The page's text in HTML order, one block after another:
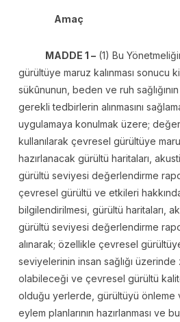
Amaç
MADDE 1 –(1) Bu
gürültüye maruz kalınması sonucu
sükûnunun, beden ve ruh
gerekli tedbirlerin alınmasını
uygulamaya konulmak üzere;
kullanılarak çevresel gürültüye
hazırlanacak gürültü haritaları,
gürültü seviyesi değerlendirme
çevresel gürültü ve etkileri
bilgilendirilmesi, gürültü haritaları,
gürültü seviyesi değerlendirme
alınarak; özellikle çevresel
seviyelerinin insan sağlığı
olabileceği ve çevresel gürültü
olduğu yerlerde, gürültüyü önleme
eylem planlarının hazırlanması ve